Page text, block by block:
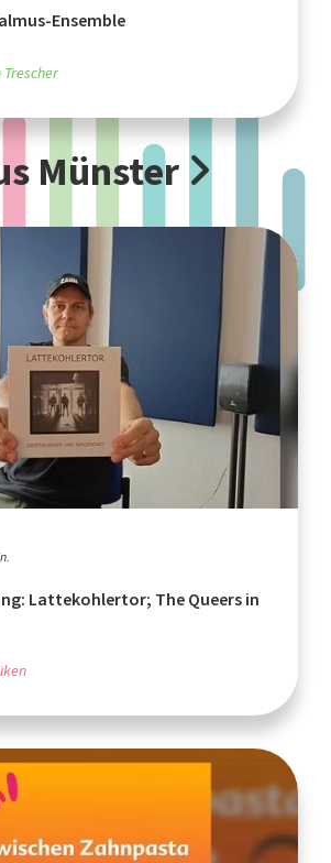
Ensemble
Münster
Lattekohlertor; The Queers in